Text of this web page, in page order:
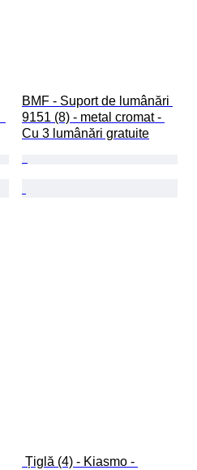
BMF - Suport de lumânări
9151 (8) - metal cromat -
Cu 3 lumânări gratuite